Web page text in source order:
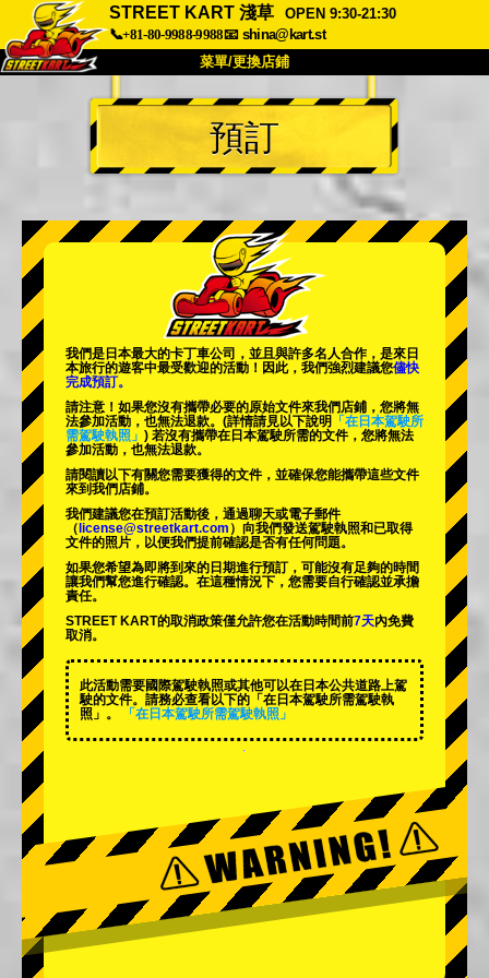
STREET KART 淺草
OPEN 9:30-21:30
📞+81-80-9988-9988📧 shina@kart.st
菜單/更換店鋪
首頁
關於 規格 價格
公司 預訂
更換店鋪
東京 秋葉原 #2
東京 澀谷附店 東京灣
東京 淺草 大阪
沖繩
預訂
我們是日本最大的卡丁車公司，並且與許多名人合作，是來日
本旅行的遊客中最受歡迎的活動 ！因此，我們強烈建議您儘快
完成預訂。
請注意！如果您沒有攜帶必要的原始文件來我們店鋪，您將無
法參加活動，也無法退款。 (詳情請見以下說明
「在日本駕駛所
需駕駛執照」 ) 若沒有攜帶在日本駕駛所需的文件，您將無法
參加活動，也無法退款。
請閱讀以下有關您需要獲得的文件，並確保您能攜帶這些文件
來到我們店鋪。
我們建議您在預訂活動後，通過聊天或電子郵件
（ license@streetkart.com ）向我們發送駕駛執照和已取得
文件的照片，以便我們提前確認是否有任何問題。
如果您希望為即將到來的日期進行預訂，可能沒有足夠的時間
讓我們幫您進行確認。在這種情況下，您需要自行確認並承擔
責任。
STREET KART的取消政策僅允許您在活動時間前7天內免費
取消。
此活動需要國際駕駛執照或其他可以在日本公共道路上駕
駛的文件。請務必查看以下的「在日本駕駛所需駕駛執
照」。
「在日本駕駛所需駕駛執照」